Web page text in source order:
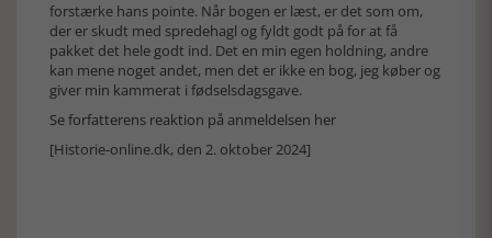
forstærke hans pointe. Når bogen er læst, er det som om,
der er skudt med spredehagl og fyldt godt på for at få
pakket det hele godt ind. Det en min egen holdning, andre
kan mene noget andet, men det er ikke en bog, jeg køber og
giver min kammerat i fødselsdagsgave.
Se forfatterens reaktion på anmeldelsen her
[Historie-online.dk, den 2. oktober 2024]